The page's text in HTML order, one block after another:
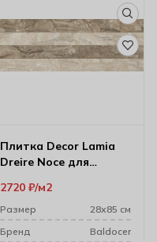
Плитка Decor Lamia
Dreire Noce для
28х85 см
2720 ₽ м2
Размер
28х85 см
Бренд
Baldocer